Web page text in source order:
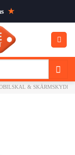
★
& SKÄRMSKYDD